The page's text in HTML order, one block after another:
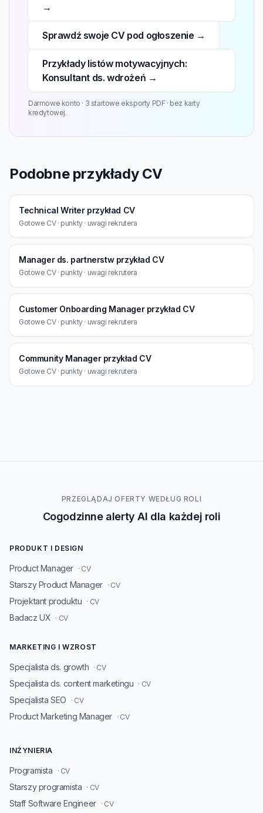
→
Sprawdź swoje CV pod ogłoszenie →
Przykłady listów motywacyjnych:
Konsultant ds. wdrożeń →
Darmowe konto · 3 startowe eksporty PDF · bez karty
kredytowej.
Podobne przykłady CV
Technical Writer przykład CV
Gotowe CV · punkty · uwagi rekrutera
Manager ds. partnerstw przykład CV
Gotowe CV · punkty · uwagi rekrutera
Customer Onboarding Manager przykład CV
Gotowe CV · punkty · uwagi rekrutera
Community Manager przykład CV
Gotowe CV · punkty · uwagi rekrutera
PRZEGLĄDAJ OFERTY WEDŁUG ROLI
Cogodzinne alerty AI dla każdej roli
PRODUKT I DESIGN
Product Manager · CV
Starszy Product Manager · CV
Projektant produktu · CV
Badacz UX · CV
MARKETING I WZROST
Specjalista ds. growth · CV
Specjalista ds. content marketingu · CV
Specjalista SEO · CV
Product Marketing Manager · CV
INŻYNIERIA
Programista · CV
Starszy programista · CV
Staff Software Engineer · CV